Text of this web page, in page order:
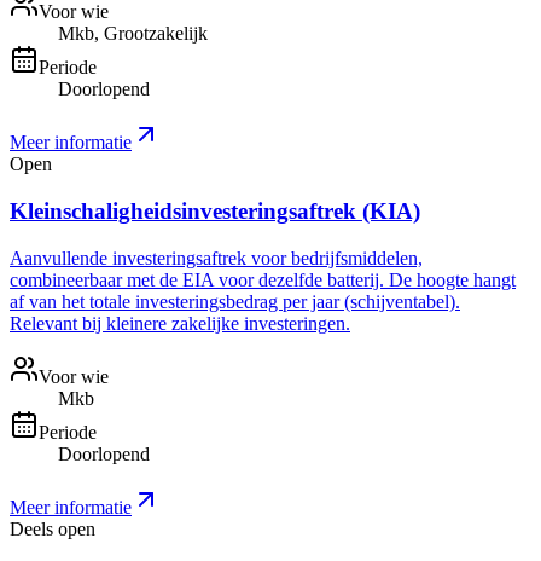
Voor wie
Mkb, Grootzakelijk
Periode
Doorlopend
Meer informatie
Open
Kleinschaligheidsinvesteringsaftrek (KIA)
Aanvullende investeringsaftrek voor bedrijfsmiddelen,
combineerbaar met de EIA voor dezelfde batterij. De hoogte hangt
af van het totale investeringsbedrag per jaar (schijventabel).
Relevant bij kleinere zakelijke investeringen.
Voor wie
Mkb
Periode
Doorlopend
Meer informatie
Deels open